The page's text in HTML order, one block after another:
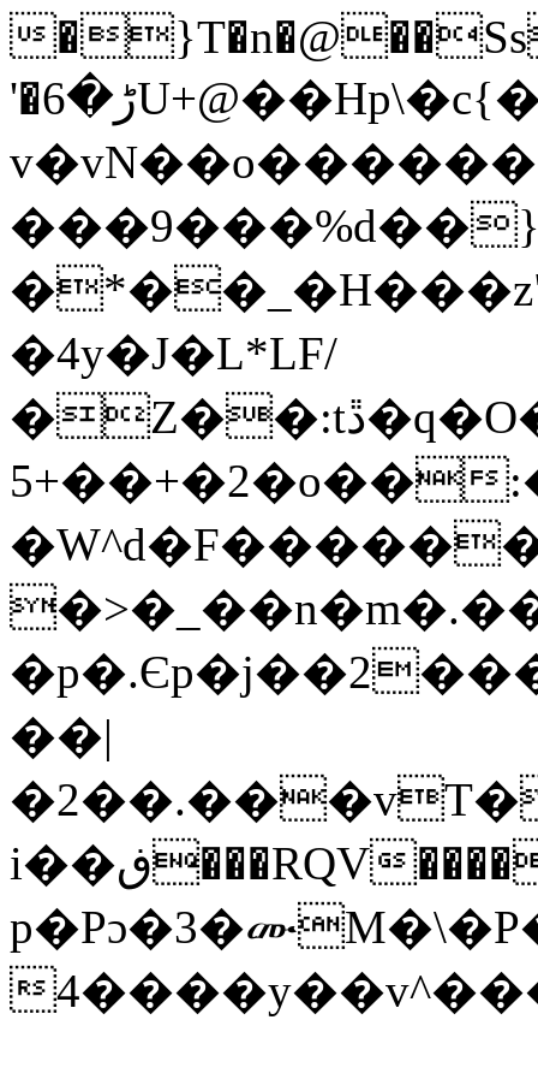
'�ڑ�6U+@��Hp\�c{�z��n��xN�����xƍ
�4y�J�L*LF/
�Z��:tڐ�q�O���O�go��`�mO�_w��^�M�o-
5+��+�2�o��
��|
i��ڧ���RQV����0������+�<��E�dZ���u����f.%,԰D�> ?